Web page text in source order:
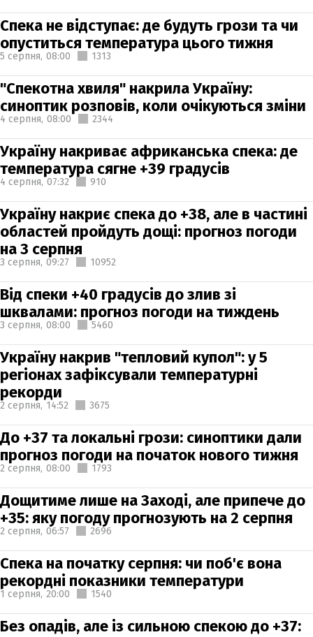
Спека не відступає: де будуть грози та чи
опуститься температура цього тижня
5 серпня, 08:00 1313
"Спекотна хвиля" накрила Україну:
синоптик розповів, коли очікуються зміни
4 серпня, 08:00 2344
Україну накриває африканська спека: де
температура сягне +39 градусів
4 серпня, 07:32 910
Україну накриє спека до +38, але в частині
областей пройдуть дощі: прогноз погоди
на 3 серпня
3 серпня, 09:27 10952
Від спеки +40 градусів до злив зі
шквалами: прогноз погоди на тиждень
3 серпня, 08:00 5460
Україну накрив "тепловий купол": у 5
регіонах зафіксували температурні
рекорди
2 серпня, 14:52 3675
До +37 та локальні грози: синоптики дали
прогноз погоди на початок нового тижня
2 серпня, 08:00 1793
Дощитиме лише на Заході, але припече до
+35: яку погоду прогнозують на 2 серпня
2 серпня, 06:57 2696
Спека на початку серпня: чи поб'є вона
рекордні показники температури
1 серпня, 20:00 1540
Без опадів, але із сильною спекою до +37: